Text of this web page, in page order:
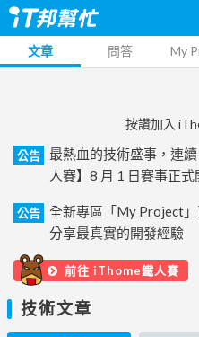
文章 問答 My
按讚加入
公告
最熱血的技術盛事，連
人賽】8 月 1 日賽事正式
公告
全新專區「My Project」
分享最真實的開發經驗
前往 iThome鐵人賽
技術文章